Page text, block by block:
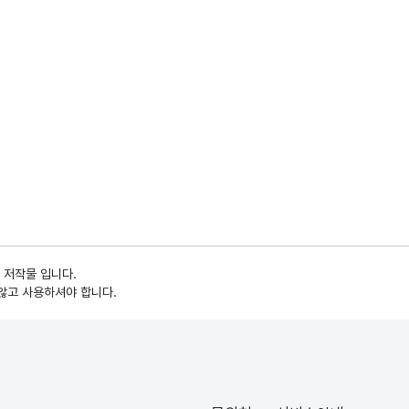
작물 입니다.
고 사용하셔야 합니다.